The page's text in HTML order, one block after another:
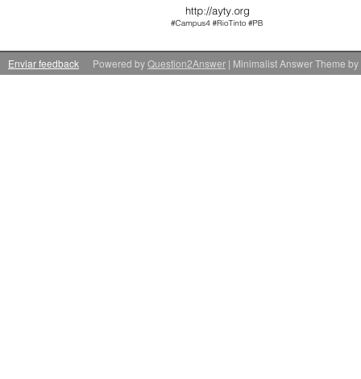
Enviar feedback | Minimalist Answer Theme by
Powered byQuestion2Answer